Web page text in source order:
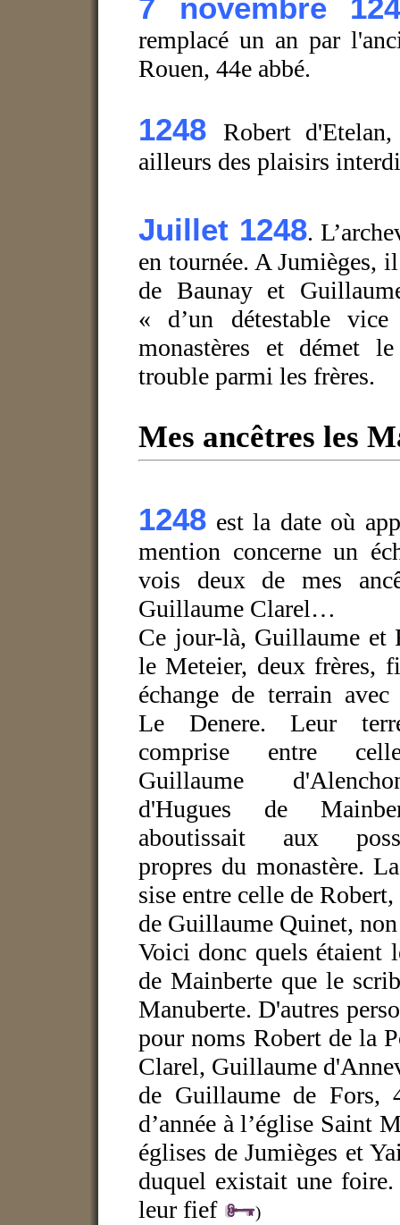
7 novembre
remplacé un an par
Rouen, 44e abbé.
1248Robert
ailleurs des plaisirs
Juillet 1248.
en tournée. A Jumièges,
de Baunay et
« d’un détestable
monastères et démet
trouble parmi les frères.
Mes ancêtres les
1248 est la date où
mention concerne un
vois deux de mes
Guillaume Clarel…
Ce jour-là, Guillaume et
le Meteier, deux frères,
échange de terrain avec
Le Denere. Leur
comprise entre
Guillaume
d'Hugues de
aboutissait aux
propres du monastère.
sise entre celle de
de Guillaume Quinet,
Voici donc quels étaient
de Mainberte que le
Manuberte. D'autres
pour noms Robert de la
Clarel, Guillaume
de Guillaume de Fors,
d’année à l’église Saint
églises de Jumièges et
duquel existait une
leur fief
)